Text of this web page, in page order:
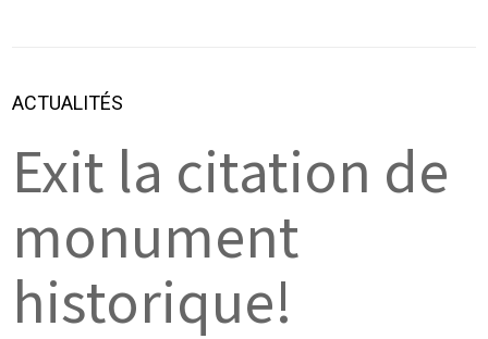
ACTUALITÉS
Exit la citation de
monument
historique!